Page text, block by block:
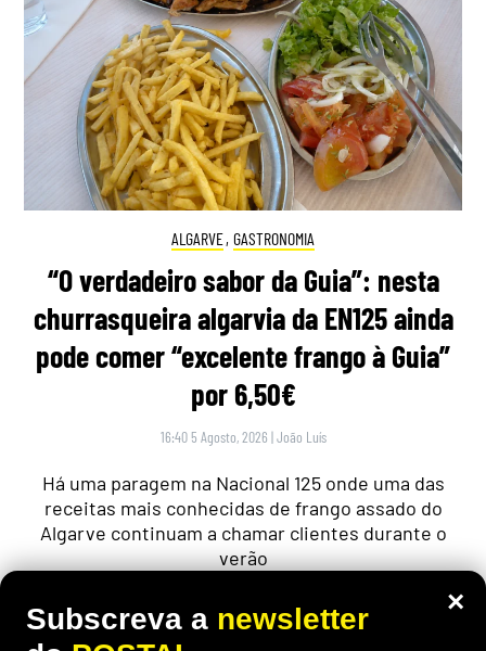
ALGARVE, GASTRONOMIA
“O verdadeiro sabor da Guia”: nesta
churrasqueira algarvia da EN125 ainda
pode comer “excelente frango à Guia”
por 6,50€
16:40 5 Agosto, 2026 |João Luís
Há uma paragem na Nacional 125 onde uma das
receitas mais conhecidas de frango assado do
Algarve continuam a chamar clientes durante o
verão
×
Subscreva a newsletter